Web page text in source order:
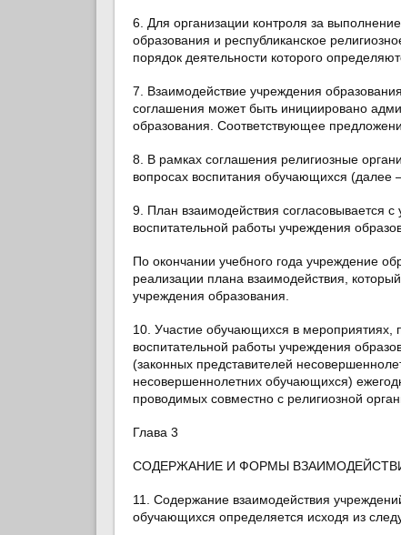
6. Для организации контроля за
образования и республиканское
порядок деятельности которого
7. Взаимодействие учреждения
соглашения может быть инициировано
образования. Соответствующее
8. В рамках соглашения религиозные
вопросах воспитания обучающихся (далее
9. План взаимодействия согласовывается
воспитательной работы учреждения
По окончании учебного года учреждение
реализации плана взаимодействия,
учреждения образования.
10. Участие обучающихся в мероприятиях,
воспитательной работы учреждения
(законных представителей
несовершеннолетних обучающихся)
проводимых совместно с религиозной
Глава 3
СОДЕРЖАНИЕ И ФОРМЫ
11. Содержание взаимодействия
обучающихся определяется исходя из